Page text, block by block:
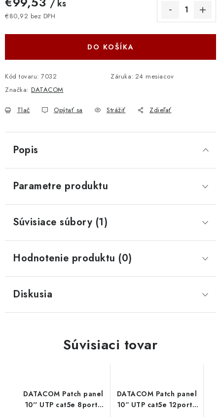
/ ks
€80,92 bez DPH
DO KOŠÍKA
Kód tovaru: 7032 Záruka: 24 mesiacov
Značka: DATACOM
Tlač Opýtať sa Strážiť Zdieľať
Popis
Parametre produktu
Súvisiace súbory (1)
Hodnotenie produktu (0)
Diskusia
Súvisiaci tovar
DATACOM Patch panel
10'' UTP cat5e 8portů
DATACOM Patch panel
10“ UTP cat5e 12portů